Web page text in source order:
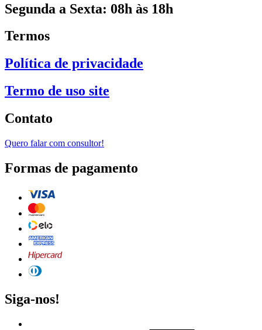
Segunda a Sexta: 08h às 18h
Termos
Política de privacidade
Termo de uso site
Contato
Quero falar com consultor!
Formas de pagamento
Siga-nos!